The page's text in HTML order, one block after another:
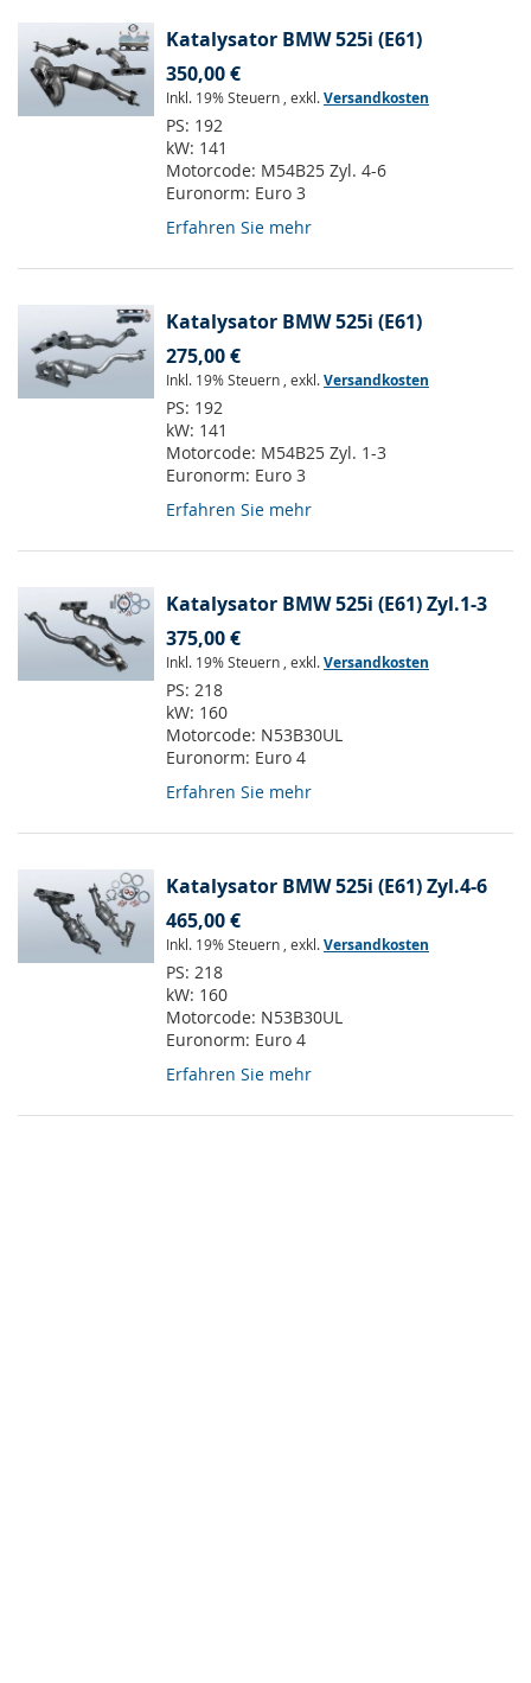
Katalysator BMW 525i (E61)
350,00 €
Inkl. 19% Steuern , exkl.Versandkosten
PS: 192
kW: 141
Motorcode: M54B25 Zyl. 4-6
Euronorm: Euro 3
Erfahren Sie mehr
Katalysator BMW 525i (E61)
275,00 €
Inkl. 19% Steuern , exkl.Versandkosten
PS: 192
kW: 141
Motorcode: M54B25 Zyl. 1-3
Euronorm: Euro 3
Erfahren Sie mehr
Katalysator BMW 525i (E61) Zyl.1-3
375,00 €
Inkl. 19% Steuern , exkl.Versandkosten
PS: 218
kW: 160
Motorcode: N53B30UL
Euronorm: Euro 4
Erfahren Sie mehr
Katalysator BMW 525i (E61) Zyl.4-6
465,00 €
Inkl. 19% Steuern , exkl.Versandkosten
PS: 218
kW: 160
Motorcode: N53B30UL
Euronorm: Euro 4
Erfahren Sie mehr